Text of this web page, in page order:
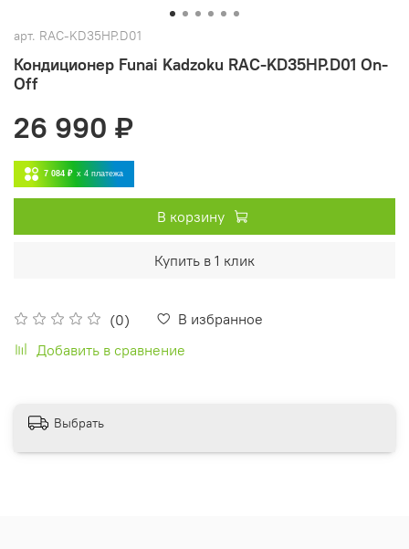
арт. RAC-KD35HP.D01
Кондиционер Funai Kadzoku RAC-KD35HP.D01 On-
Off
(0)
В избранное
Добавить в сравнение
26 990 ₽
7 084 ₽ x 4 платежа
В корзину
Купить в 1 клик
Выбрать